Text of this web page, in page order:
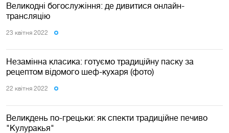
Великодні богослужіння: де дивитися онлайн-
трансляцію
23 квiтня 2022
Незамінна класика: готуємо традиційну паску за
рецептом відомого шеф-кухаря (фото)
22 квiтня 2022
Великдень по-грецьки: як спекти традиційне печиво
"Кулуракья"